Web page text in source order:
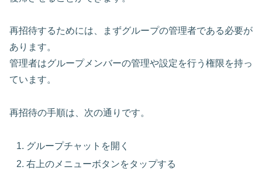
再招待するためには、まずグループの管理者である必要が
あります。
管理者はグループメンバーの管理や設定を行う権限を持っ
ています。
再招待の手順は、次の通りです。
グループチャットを開く
右上のメニューボタンをタップする